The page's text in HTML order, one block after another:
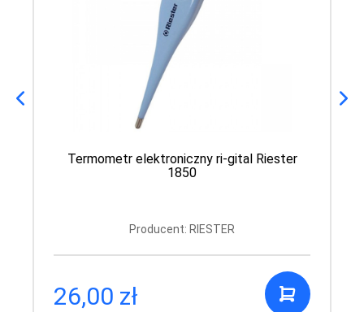
Termometr elektroniczny ri-gital Riester
1850
Producent: RIESTER
26,00 zł